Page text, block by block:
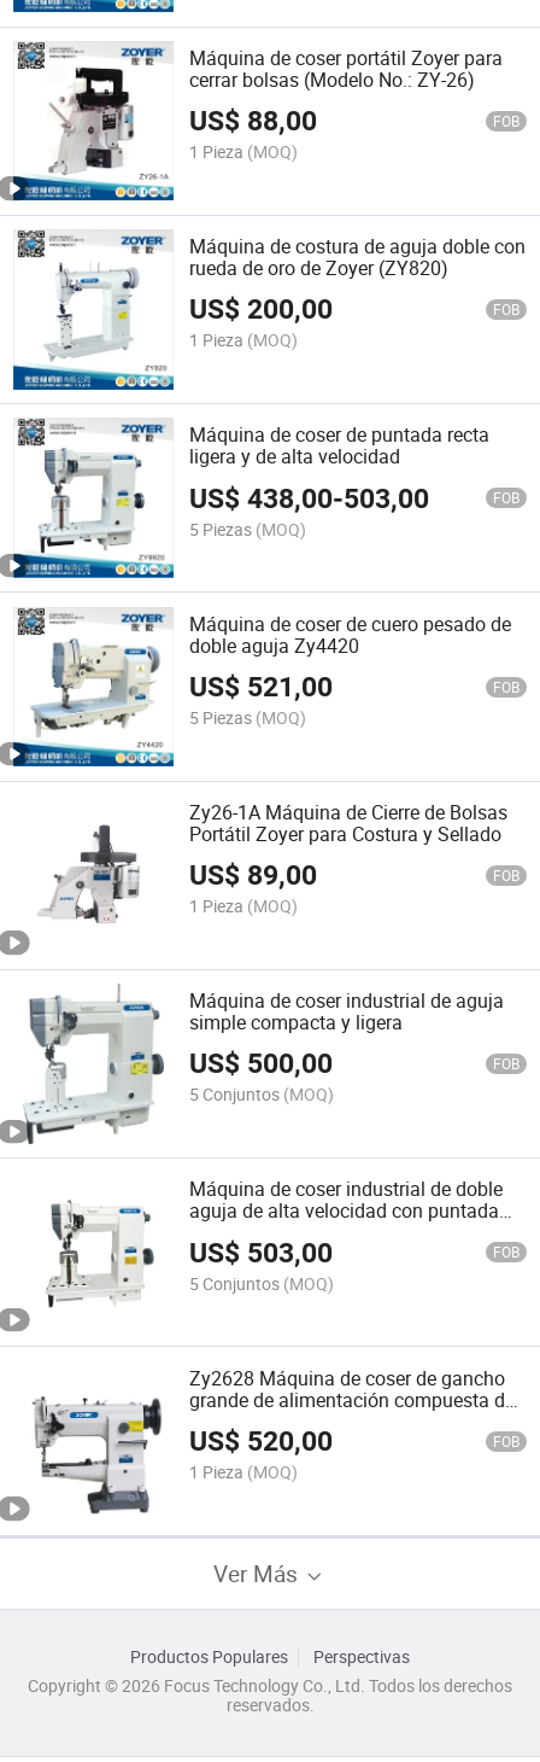
Máquina de coser portátil Zoyer para
cerrar bolsas (Modelo No.: ZY-26)
US$ 88,00 FOB
1 Pieza (MOQ)
Máquina de costura de aguja doble con
rueda de oro de Zoyer (ZY820)
US$200,00 FOB
1 Pieza (MOQ)
Máquina de coser de puntada recta
ligera y de alta velocidad
US$438,00-503,00 FOB
5 Piezas (MOQ)
Máquina de coser de cuero pesado de
doble aguja Zy4420
US$ 521,00 FOB
5 Piezas (MOQ)
Zy26-1A Máquina de Cierre de Bolsas
Portátil Zoyer para Costura y Sellado
US$ 89,00 FOB
1 Pieza (MOQ)
Máquina de coser industrial de aguja
simple compacta y ligera
US$ 500,00 FOB
5 Conjuntos (MOQ)
Máquina de coser industrial de doble
aguja de alta velocidad con puntada
US$ 503,00 FOB
5 Conjuntos (MOQ)
Zy2628 Máquina de coser de gancho
grande de alimentación compuesta de
cama cilíndrica Zoyer de servicio
pesado
US$ 520,00 FOB
1 Pieza (MOQ)
Ver Más
Productos Populares
Perspectivas
Copyright © 2026 Focus Technology Co., Ltd. Todos los derechos
reservados.